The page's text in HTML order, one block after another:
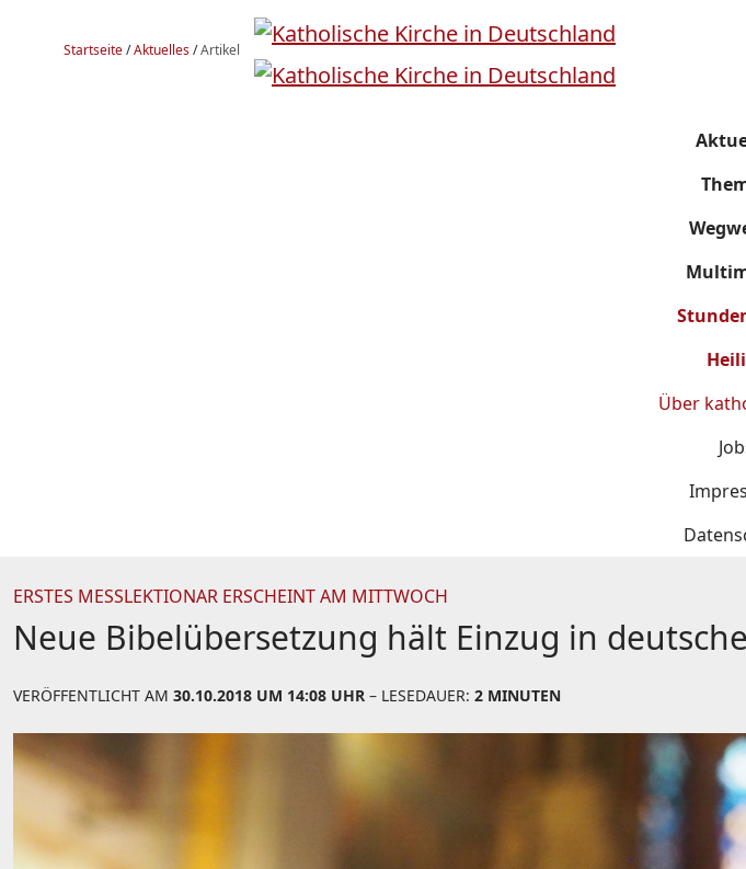
Startseite/Aktuelles/Artikel
Über
ERSTES MESSLEKTIONAR ERSCHEINT AM MITTWOCH
Neue Bibelübersetzung hält Einzug in
VERÖFFENTLICHT AM 30.10.2018 UM 14:08 UHR – LESEDAUER: 2 MINUTEN